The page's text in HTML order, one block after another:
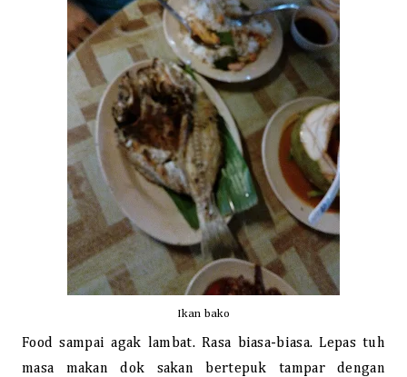
Ikan bako
Food sampai agak lambat. Rasa biasa-biasa. Lepas tuh
masa makan dok sakan bertepuk tampar dengan